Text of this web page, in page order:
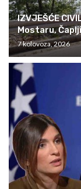
IZVJEŠĆE
Mostaru,
7 kolovoza, 2026